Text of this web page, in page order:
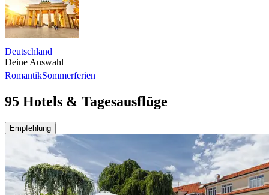
Deutschland
Deine Auswahl
RomantikSommerferien
95 Hotels & Tagesausflüge
Empfehlung